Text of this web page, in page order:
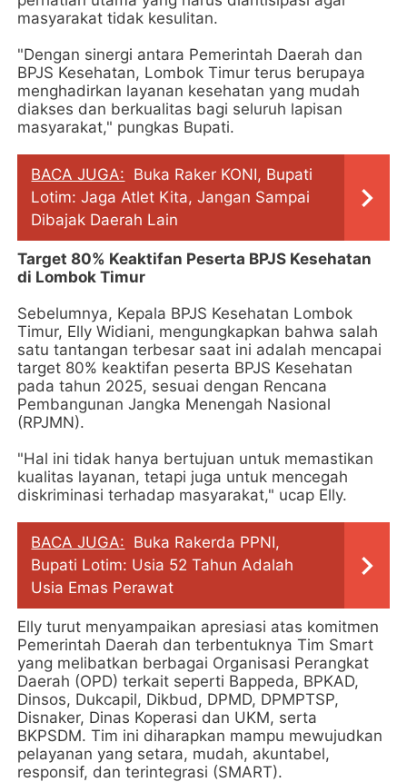
masyarakat tidak kesulitan.
"Dengan sinergi antara Pemerintah Daerah dan
BPJS Kesehatan, Lombok Timur terus berupaya
menghadirkan layanan kesehatan yang mudah
diakses dan berkualitas bagi seluruh lapisan
masyarakat," pungkas Bupati.
BACA JUGA: Buka Raker KONI, Bupati
Lotim: Jaga Atlet Kita, Jangan Sampai
Dibajak Daerah Lain
Target 80% Keaktifan Peserta BPJS Kesehatan
di Lombok Timur
Sebelumnya, Kepala BPJS Kesehatan Lombok
Timur, Elly Widiani, mengungkapkan bahwa salah
satu tantangan terbesar saat ini adalah mencapai
target 80% keaktifan peserta BPJS Kesehatan
pada tahun 2025, sesuai dengan Rencana
Pembangunan Jangka Menengah Nasional
(RPJMN).
"Hal ini tidak hanya bertujuan untuk memastikan
kualitas layanan, tetapi juga untuk mencegah
diskriminasi terhadap masyarakat," ucap Elly.
BACA JUGA: Buka Rakerda PPNI,
Bupati Lotim: Usia 52 Tahun Adalah
Usia Emas Perawat
Elly turut menyampaikan apresiasi atas komitmen
Pemerintah Daerah dan terbentuknya Tim Smart
yang melibatkan berbagai Organisasi Perangkat
Daerah (OPD) terkait seperti Bappeda, BPKAD,
Dinsos, Dukcapil, Dikbud, DPMD, DPMPTSP,
Disnaker, Dinas Koperasi dan UKM, serta
BKPSDM. Tim ini diharapkan mampu mewujudkan
pelayanan yang setara, mudah, akuntabel,
responsif, dan terintegrasi (SMART).